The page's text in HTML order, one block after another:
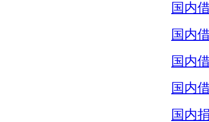
国内
国内
国内
国内
国内